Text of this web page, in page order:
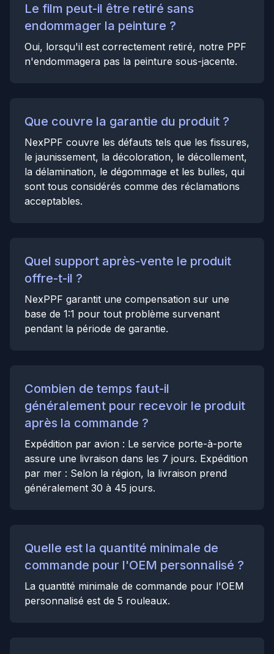
Le film peut-il être retiré sans
endommager la peinture ?
Oui, lorsqu'il est correctement retiré, notre PPF
n'endommagera pas la peinture sous-jacente.
Que couvre la garantie du produit ?
NexPPF couvre les défauts tels que les fissures,
le jaunissement, la décoloration, le décollement,
la délamination, le dégommage et les bulles, qui
sont tous considérés comme des réclamations
acceptables.
Quel support après-vente le produit
offre-t-il ?
NexPPF garantit une compensation sur une
base de 1:1 pour tout problème survenant
pendant la période de garantie.
Combien de temps faut-il
généralement pour recevoir le produit
après la commande ?
Expédition par avion : Le service porte-à-porte
assure une livraison dans les 7 jours. Expédition
par mer : Selon la région, la livraison prend
généralement 30 à 45 jours.
Quelle est la quantité minimale de
commande pour l'OEM personnalisé ?
La quantité minimale de commande pour l'OEM
personnalisé est de 5 rouleaux.